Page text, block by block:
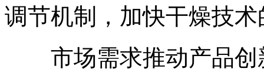
调节机制，加快干燥技
市场需求推动产品创